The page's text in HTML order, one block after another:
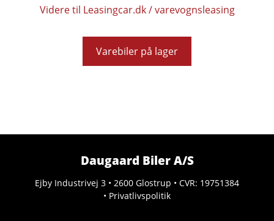
Videre til Leasingcar.dk / varevognsleasing
Varebiler på lager
Daugaard Biler A/S
Ejby Industrivej 3 • 2600 Glostrup • CVR: 19751384
• Privatlivspolitik